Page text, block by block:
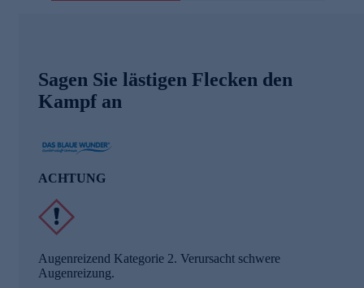
Sagen Sie lästigen Flecken den
Kampf an
ACHTUNG
Augenreizend Kategorie 2. Verursacht schwere
Augenreizung.